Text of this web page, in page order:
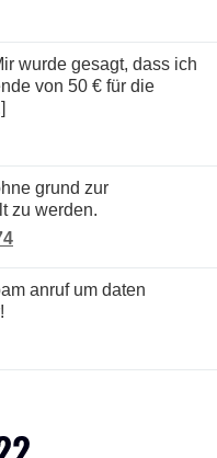
von 50 € für die
zu werden.